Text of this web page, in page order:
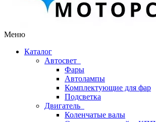
Меню
Каталог
Автосвет
Фары
Автолампы
Комплектующие для фар
Подсветка
Двигатель
Коленчатые валы